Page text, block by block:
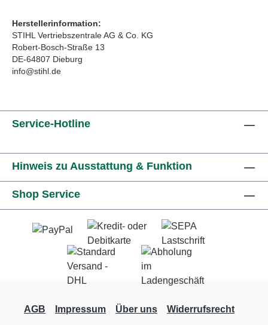
Herstellerinformation:
STIHL Vertriebszentrale AG & Co. KG
Robert-Bosch-Straße 13
DE-64807 Dieburg
info@stihl.de
Service-Hotline
Hinweis zu Ausstattung & Funktion
Shop Service
AGB Impressum Über uns
Widerrufsrecht